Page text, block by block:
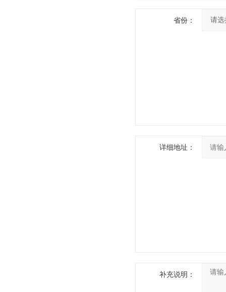
省份：
详细地址：
补充说明：